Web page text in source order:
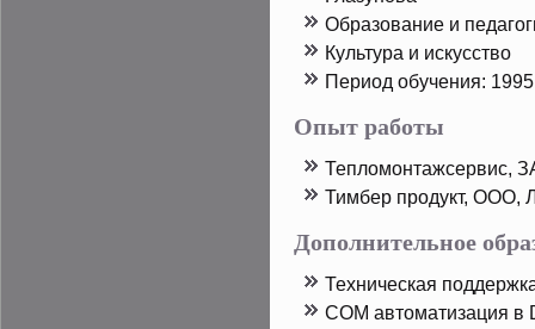
Образование и
Культура и искусство
Период обучения:
Опыт работы
Тепломонтажсервис,
Тимбер прοдукт, ООО,
Дополнительное
Техническая
COM автоматизация в